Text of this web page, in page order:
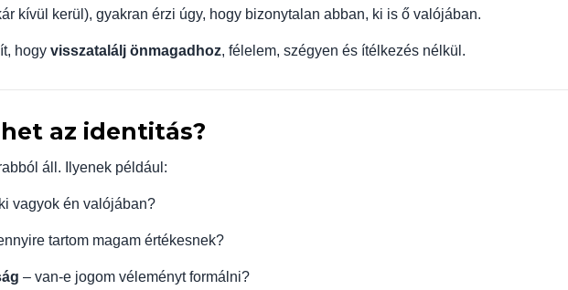
kívül kerül), gyakran érzi úgy, hogy bizonytalan abban, ki is ő valójában.
hogy visszatalálj önmagadhoz, félelem, szégyen és ítélkezés nélkül.
az identitás?
áll. Ilyenek például:
vagyok én valójában?
tartom magam értékesnek?
– van-e jogom véleményt formálni?